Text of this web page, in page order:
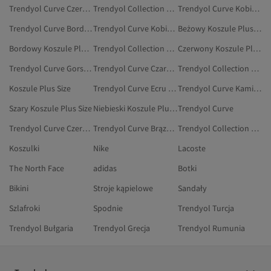
Trendyol Curve Czerwony Koszule Nocne Plus Size
Trendyol Collection Khaki Koszule Plus Size
Trendyol Curve Kobiety Gorset Plus Size
Trendyol Curve Bordowy Koszulki
Trendyol Curve Kobiety Koszulki
Beżowy Koszule Plus Size
Bordowy Koszule Plus Size
Trendyol Collection Granatowy Koszule Plus Size
Czerwony Koszule Plus Size
Trendyol Curve Gorset Plus Size
Trendyol Curve Czarny Koszulki
Trendyol Collection Brązowy Koszule Plus Size
Koszule Plus Size
Trendyol Curve Ecru Kamizelki Plus Size
Trendyol Curve Kamizelki Plus Size
Szary Koszule Plus Size
Niebieski Koszule Plus SizeTrendyol Curve
Trendyol Curve Czerwony Koszulki
Trendyol Curve Brązowy Kamizelki Plus Size
Trendyol Collection Czarny Koszule Plus Size
Koszulki
Nike
Lacoste
The North Face
adidas
Botki
Bikini
Stroje kąpielowe
Sandały
Szlafroki
Spodnie
Trendyol Turcja
Trendyol Bułgaria
Trendyol Grecja Trendyol Rumunia